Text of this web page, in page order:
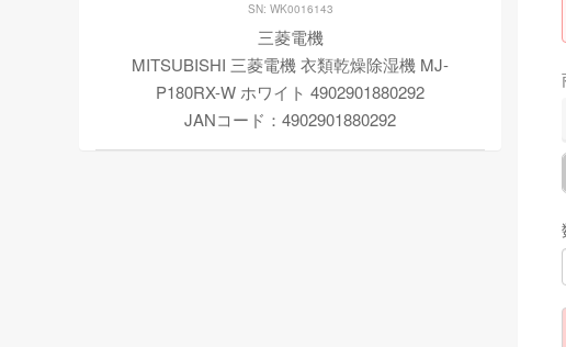
SN: WK0016143
三菱電機
MITSUBISHI 三菱電機 衣類乾燥除湿機 MJ-
P180RX-W ホワイト 4902901880292
JANコード：4902901880292